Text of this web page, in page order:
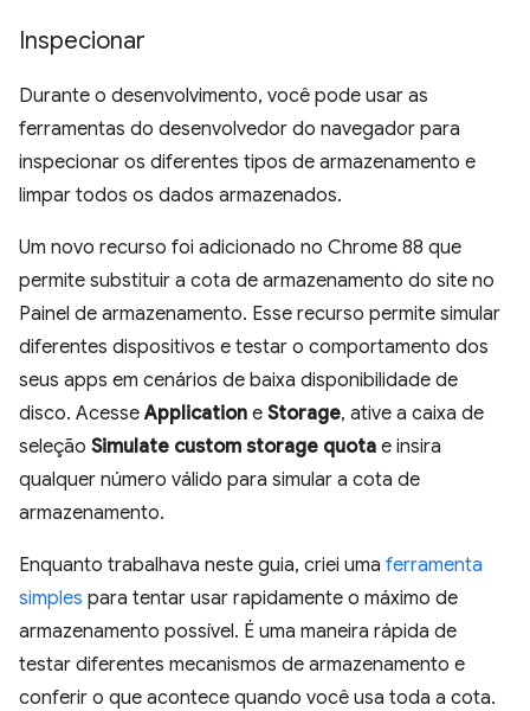
Inspecionar
Durante o desenvolvimento, você pode usar as
ferramentas do desenvolvedor do navegador para
inspecionar os diferentes tipos de armazenamento e
limpar todos os dados armazenados.
Um novo recurso foi adicionado no Chrome 88 que
permite substituir a cota de armazenamento do site no
Painel de armazenamento. Esse recurso permite simular
diferentes dispositivos e testar o comportamento dos
seus apps em cenários de baixa disponibilidade de
disco. AcesseApplication e Storage, ative a caixa de
seleção Simulate custom storage quota e insira
qualquer número válido para simular a cota de
armazenamento.
Enquanto trabalhava neste guia, criei uma ferramenta
simples para tentar usar rapidamente o máximo de
armazenamento possível. É uma maneira rápida de
testar diferentes mecanismos de armazenamento e
conferir o que acontece quando você usa toda a cota.